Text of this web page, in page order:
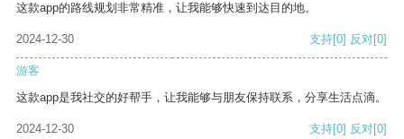
这款app的路线规划非常精准，让我能够快速到达目的地。
2024-12-30 支持[0] 反对[0]
游客
这款app是我社交的好帮手，让我能够与朋友保持联系，分享生活点滴。
2024-12-30 支持[0] 反对[0]